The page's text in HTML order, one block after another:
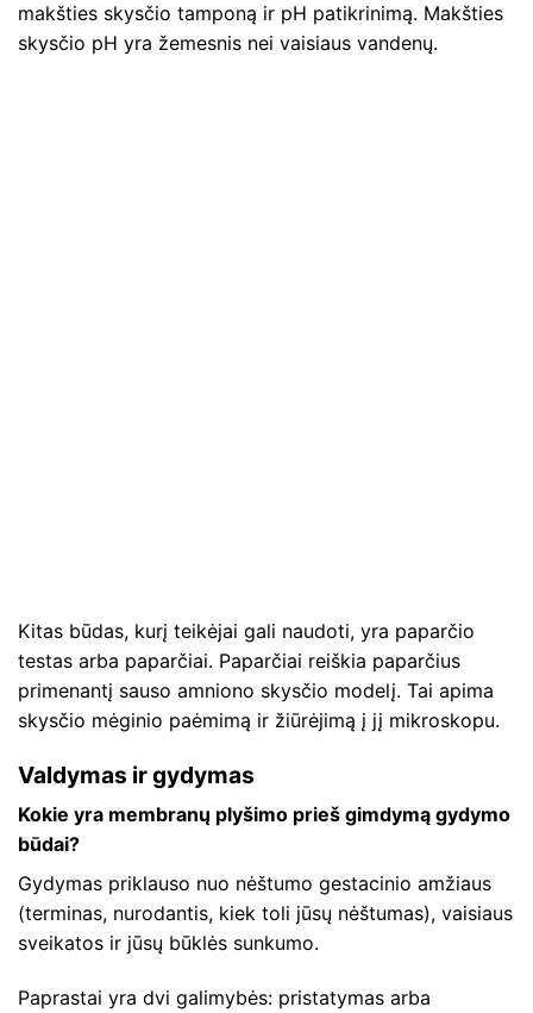
makšties skysčio tamponą ir pH patikrinimą. Makšties
skysčio pH yra žemesnis nei vaisiaus vandenų.
Kitas būdas, kurį teikėjai gali naudoti, yra paparčio
testas arba paparčiai. Paparčiai reiškia paparčius
primenantį sauso amniono skysčio modelį. Tai apima
skysčio mėginio paėmimą ir žiūrėjimą į jį mikroskopu.
Valdymas ir gydymas
Kokie yra membranų plyšimo prieš gimdymą gydymo
būdai?
Gydymas priklauso nuo nėštumo gestacinio amžiaus
(terminas, nurodantis, kiek toli jūsų nėštumas), vaisiaus
sveikatos ir jūsų būklės sunkumo.
Paprastai yra dvi galimybės: pristatymas arba